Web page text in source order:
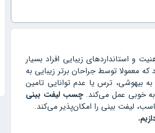
و استانداردهای زیبایی افراد بسیار
توسط جراحان برتر زیبایی به
بیهوشی، ترس یا عدم توانایی تامین
به خوبی عمل می‌کند. چسب لیفت بینی
لیفت بینی را امکان‌پذیر می‌کند.